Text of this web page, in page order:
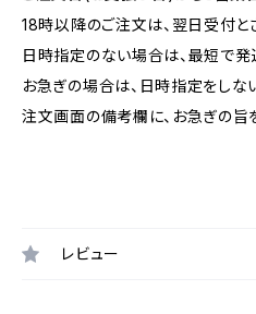
18時以降のご注文は、翌日受付と
日時指定のない場合は、最短で発
お急ぎの場合は、日時指定をしな
注文画面の備考欄に、お急ぎの旨
レビュー